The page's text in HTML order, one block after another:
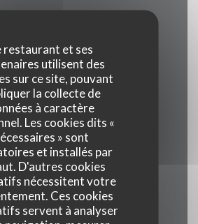
restaurant et ses
utilisent des
sur ce site, pouvant
la collecte de
à caractère
Les cookies dits «
» sont
et installés par
D'autres cookies
nécessitent votre
Ces cookies
servent à analyser
Cuisine
bois, Gastronomie Italienne
de restaurant
Gastronomique Italien
Services